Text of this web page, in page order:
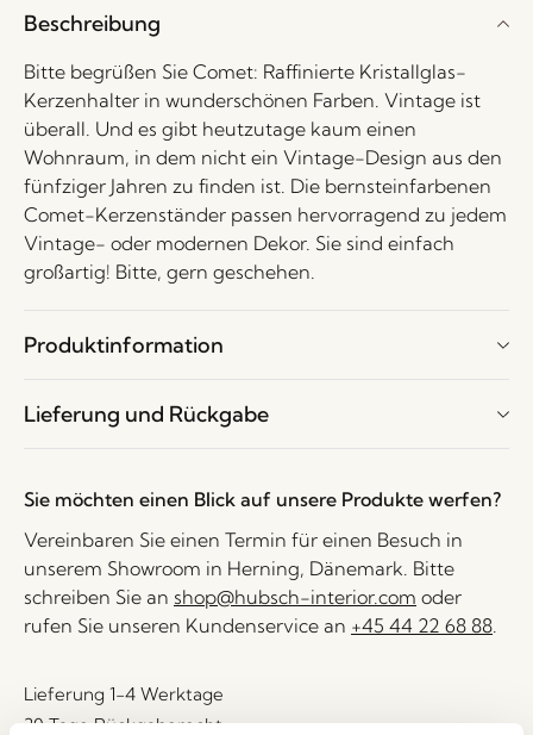
Beschreibung
Bitte begrüßen Sie Comet: Raffinierte Kristallglas-
Kerzenhalter in wunderschönen Farben. Vintage ist
überall. Und es gibt heutzutage kaum einen
Wohnraum, in dem nicht ein Vintage-Design aus den
fünfziger Jahren zu finden ist. Die bernsteinfarbenen
Comet-Kerzenständer passen hervorragend zu jedem
Vintage- oder modernen Dekor. Sie sind einfach
großartig! Bitte, gern geschehen.
Produktinformation
Lieferung und Rückgabe
Sie möchten einen Blick auf unsere Produkte werfen?
Vereinbaren Sie einen Termin für einen Besuch in
unserem Showroom in Herning, Dänemark. Bitte
schreiben Sie an shop@hubsch-interior.com oder
rufen Sie unseren Kundenservice an +45 44 22 68 88.
Lieferung 1-4 Werktage
30 Tage Rückgaberecht